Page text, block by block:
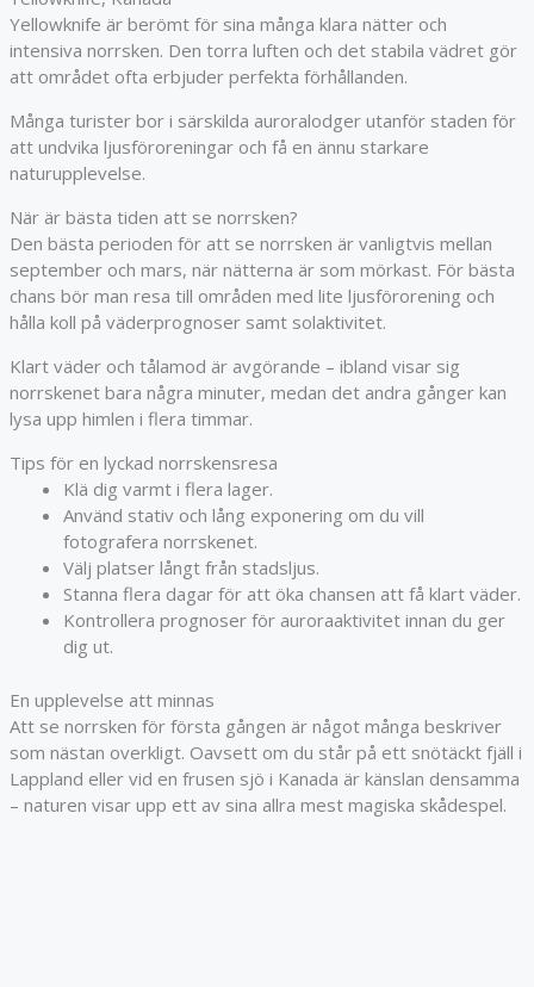
Yellowknife är berömt för sina många klara nätter och
intensiva norrsken. Den torra luften och det stabila vädret gör
att området ofta erbjuder perfekta förhållanden.
Många turister bor i särskilda auroralodger utanför staden för
att undvika ljusföroreningar och få en ännu starkare
naturupplevelse.
När är bästa tiden att se norrsken?
Den bästa perioden för att se norrsken är vanligtvis mellan
september och mars, när nätterna är som mörkast. För bästa
chans bör man resa till områden med lite ljusförorening och
hålla koll på väderprognoser samt solaktivitet.
Klart väder och tålamod är avgörande – ibland visar sig
norrskenet bara några minuter, medan det andra gånger kan
lysa upp himlen i flera timmar.
Tips för en lyckad norrskensresa
Klä dig varmt i flera lager.
Använd stativ och lång exponering om du vill
fotografera norrskenet.
Välj platser långt från stadsljus.
Stanna flera dagar för att öka chansen att få klart väder.
Kontrollera prognoser för auroraaktivitet innan du ger
dig ut.
En upplevelse att minnas
Att se norrsken för första gången är något många beskriver
som nästan overkligt. Oavsett om du står på ett snötäckt fjäll i
Lappland eller vid en frusen sjö i Kanada är känslan densamma
– naturen visar upp ett av sina allra mest magiska skådespel.